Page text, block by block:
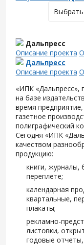
Дальпресс
Описание проекта
Дальпресс
Описание проекта
«ИПК «Дальпресс»,
на базе
время
газетное
полиграфический
Сегодня «ИПК
качеством
продукцию:
книги,
переплете;
календарная
квартальные,
плакаты;
рекламно-
листовки,
годовые